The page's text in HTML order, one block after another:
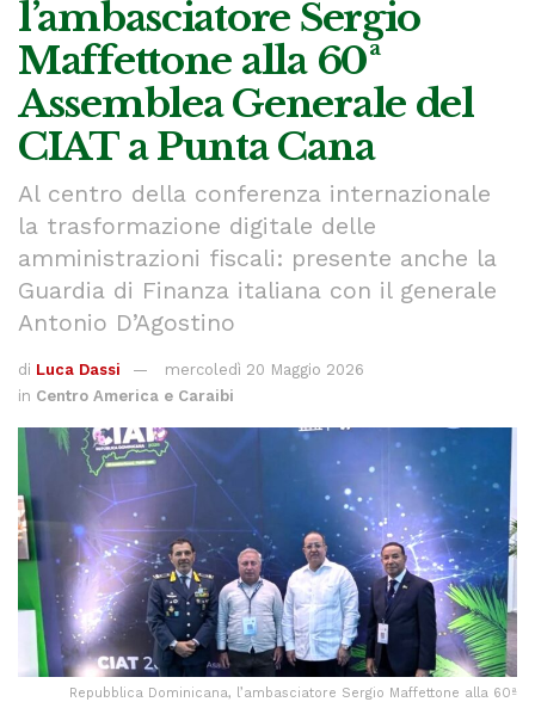
l’ambasciatore Sergio
Maffettone alla 60ª
Assemblea Generale del
CIAT a Punta Cana
Al centro della conferenza internazionale
la trasformazione digitale delle
amministrazioni fiscali: presente anche la
Guardia di Finanza italiana con il generale
Antonio D’Agostino
di Luca Dassi
mercoledì 20 Maggio 2026
in Centro America e Caraibi
Repubblica Dominicana, l’ambasciatore Sergio Maffettone alla 60ª